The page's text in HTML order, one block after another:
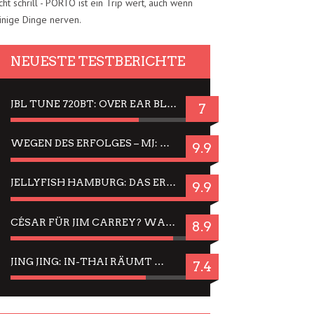
schrill - PORTO ist ein Trip wert, auch wenn
Dinge nerven.
NEUESTE TESTBERICHTE
JBL TUNE 720BT: OVER EAR BLUETOOTH KOPFHÖRER UM DIE 50,-€ IM DAUER-TEST 7
WEGEN DES ERFOLGES – MJ: MICHAEL JACKSON MUSICAL IN EINER MATINEE SEHEN 9.9
JELLYFISH HAMBURG: DAS ERFOLGREICHE SOMMER-MENÜ 2025 IN GEFÜHLEN UND BILDERN 9.9
CÉSAR FÜR JIM CARREY? WARUM DAS EINER DER NERVIGSTEN ACTORS IST UND BLEIBT 8.9
JING JING: IN-THAI RÄUMT WIEDER TITEL AB – EIN ZWEI-STUNDEN-ERLEBNISBERICHT 7.4